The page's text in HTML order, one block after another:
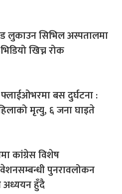
लुकाउन सिभिल अस्पतालमा
खिच्न रोक
फ्लाईओभरमा बस दुर्घटना :
मृत्यु, ६ जना घाइते
कांग्रेस विशेष
पुनरावलोकन
अध्ययन हुँदै